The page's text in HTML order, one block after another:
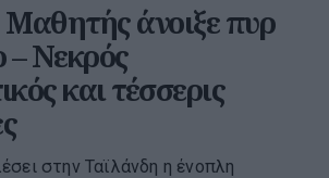
άνοιξε πυρ
– Νεκρός
και τέσσερις
στην Ταϊλάνδη η ένοπλη